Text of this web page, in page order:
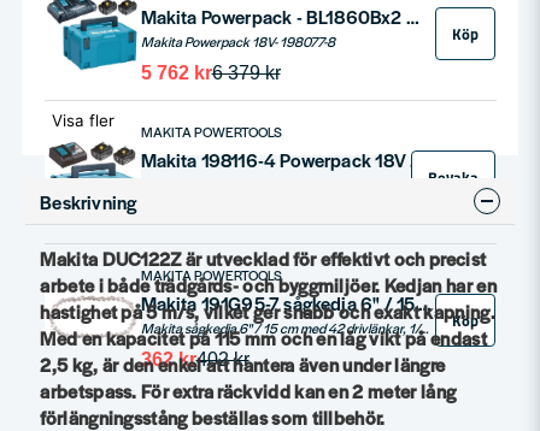
Makita Powerpack - BL1860Bx2 DC18RD
Makita Powerpack 18V- 198077-8
6 379 kr
5 762 kr
Köp
MAKITA POWERTOOLS
Makita 198116-4 Powerpack 18V 2xBL1860B DC18RC MAKPAC
2st 6.0 Ah Li-ion batterier, 1st snabbladdare samt MAKPAC.Bevaka
MAKITA POWERTOOLS
Makita 191G95-7 sågkedja 6" / 15 cm, 25AP
Makita sågkedja 6" / 15 cm med 42 drivlänkar, 1/4" delning och 1,3 mm spårvidd. Perfekt för precisionskapning i kombination med passande svärd på mindre kedjesågar. Lämplig för trädgårdsarbete och fällning av små grenar.
402 kr
362 kr
Köp
Visa fler
Beskrivning
Makita DUC122Z är utvecklad för effektivt och precist
arbete i både trädgårds- och byggmiljöer. Kedjan har en
hastighet på 5 m/s, vilket ger snabb och exakt kapning.
Med en kapacitet på 115 mm och en låg vikt på endast
2,5 kg, är den enkel att hantera även under längre
arbetspass. För extra räckvidd kan en 2 meter lång
förlängningsstång beställas som tillbehör.